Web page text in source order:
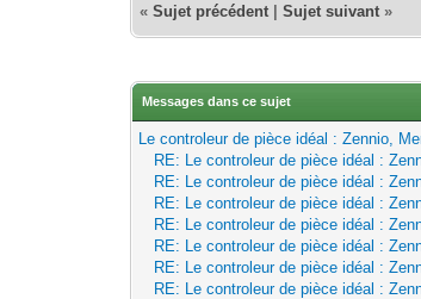
«Sujet précédent |Sujet suivant »
Messages dans ce sujet
Le controleur de pièce idéal : Zennio,
RE: Le controleur de pièce idéal :
RE: Le controleur de pièce idéal :
RE: Le controleur de pièce idéal :
RE: Le controleur de pièce idéal :
RE: Le controleur de pièce idéal :
RE: Le controleur de pièce idéal :
RE: Le controleur de pièce idéal :